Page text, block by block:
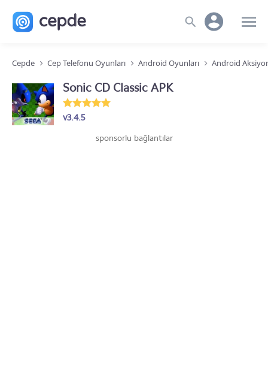
Cepde Cep Telefonu Oyunları Android Oyunları Android
Sonic CD Classic APK
v3.4.5
sponsorlu bağlantılar